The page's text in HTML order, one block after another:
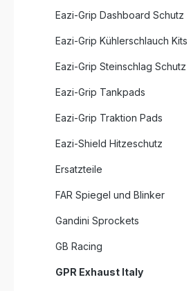
Eazi-Grip Dashboard Schutz
Eazi-Grip Kühlerschlauch Kits
Eazi-Grip Steinschlag Schutz
Eazi-Grip Tankpads
Eazi-Grip Traktion Pads
Eazi-Shield Hitzeschutz
Ersatzteile
FAR Spiegel und Blinker
Gandini Sprockets
GB Racing
GPR Exhaust Italy